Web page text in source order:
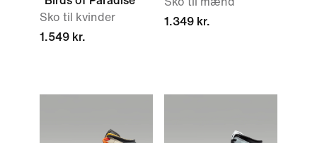
Sko til kvinder
1.549 kr.
1.349 kr.